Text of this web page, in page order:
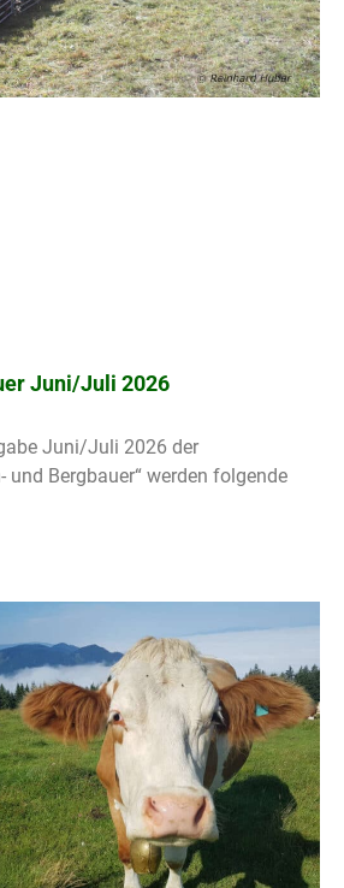
Juni/Juli 2026
Juni/Juli 2026 der
und Bergbauer“ werden folgende